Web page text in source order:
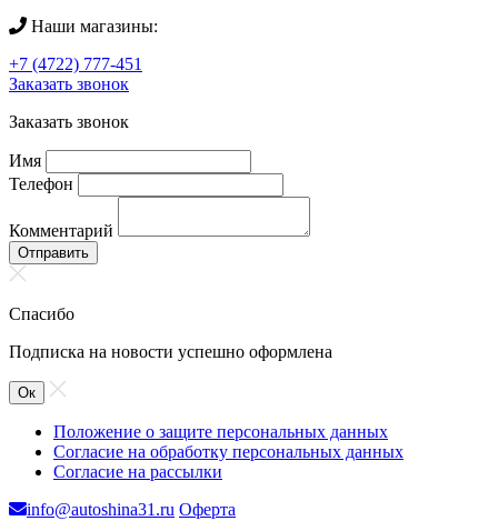
Наши магазины:
+7 (4722) 777-451
Заказать звонок
Заказать звонок
Имя
Телефон
Комментарий
Отправить
Спасибо
Подписка на новости успешно оформлена
Ок
Положение о защите персональных данных
Согласие на обработку персональных данных
Согласие на рассылки
info@autoshina31.ru Оферта